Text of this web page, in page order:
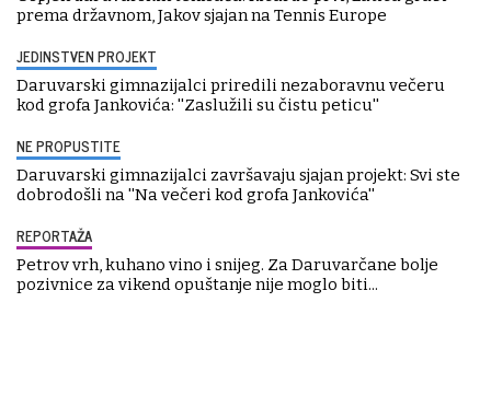
prema državnom, Jakov sjajan na Tennis Europe
JEDINSTVEN PROJEKT
Daruvarski gimnazijalci priredili nezaboravnu večeru
kod grofa Jankovića: ''Zaslužili su čistu peticu''
NE PROPUSTITE
Daruvarski gimnazijalci završavaju sjajan projekt: Svi ste
dobrodošli na ''Na večeri kod grofa Jankovića''
REPORTAŽA
Petrov vrh, kuhano vino i snijeg. Za Daruvarčane bolje
pozivnice za vikend opuštanje nije moglo biti...